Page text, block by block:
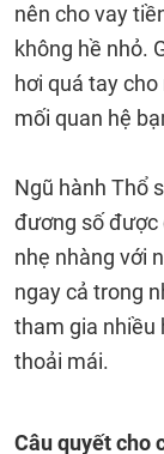
nên cho vay
không hề nhỏ.
hơi quá tay
mối quan hệ
Ngũ hành Thổ
đương số được
nhẹ nhàng với
ngay cả trong
tham gia nhiều
thoải mái.
Câu quyết cho